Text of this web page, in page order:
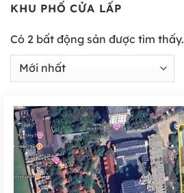
KHU PHỐ CỬA LẤP
Có 2 bất động sản được tìm thấy.